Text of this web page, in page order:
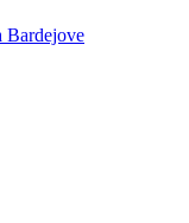
Bardejove